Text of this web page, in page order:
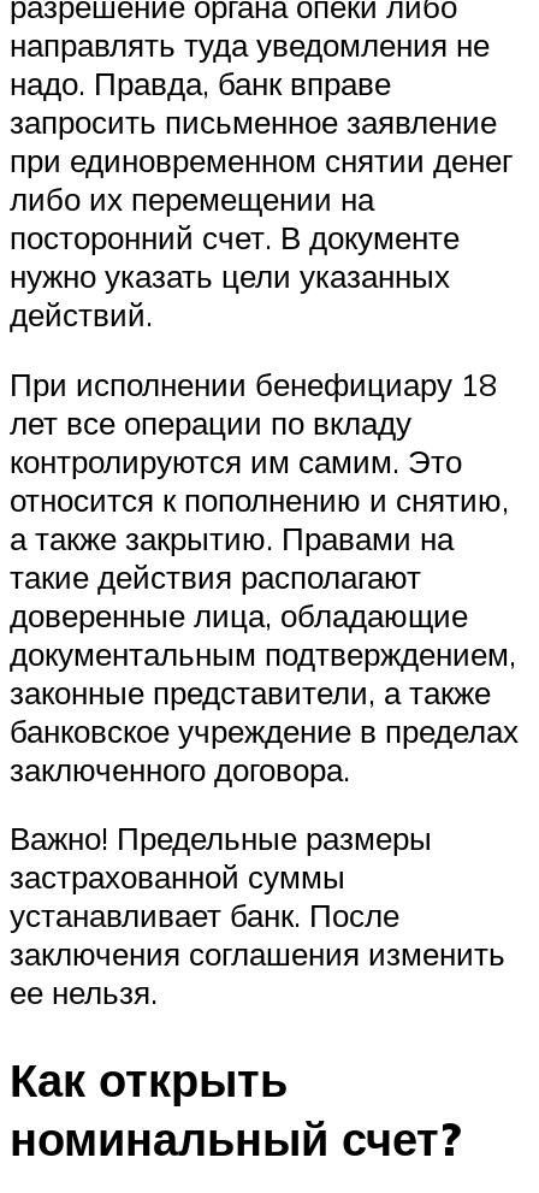
направлять туда уведомления не
надо. Правда, банк вправе
запросить письменное заявление
при единовременном снятии денег
либо их перемещении на
посторонний счет. В документе
нужно указать цели указанных
действий.
При исполнении бенефициару 18
лет все операции по вкладу
контролируются им самим. Это
относится к пополнению и снятию,
а также закрытию. Правами на
такие действия располагают
доверенные лица, обладающие
документальным подтверждением,
законные представители, а также
банковское учреждение в пределах
заключенного договора.
Важно! Предельные размеры
застрахованной суммы
устанавливает банк. После
заключения соглашения изменить
ее нельзя.
Как открыть
номинальный счет?